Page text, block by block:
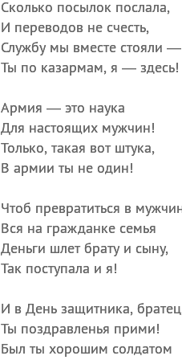
Сколько посылок послала,
И переводов не счесть,
Службу мы вместе стояли —
Ты по казармам, я — здесь!
Армия — это наука
Для настоящих мужчин!
Только, такая вот штука,
В армии ты не один!
Чтоб превратиться в
Вся на гражданке семья
Деньги шлет брату и сыну,
Так поступала и я!
И в День защитника,
Ты поздравленья прими!
Был ты хорошим солдатом